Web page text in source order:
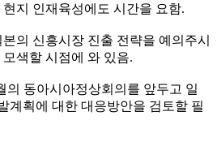
지 인재육성에도 시간을 요함.
의 신흥시장 진출 전략을 예의주시
색할 시점에 와 있음.
의 동아시아정상회의를 앞두고 일
계획에 대한 대응방안을 검토할 필